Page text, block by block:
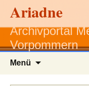
Ariadne
Archivportal
Vorpommern
Menü